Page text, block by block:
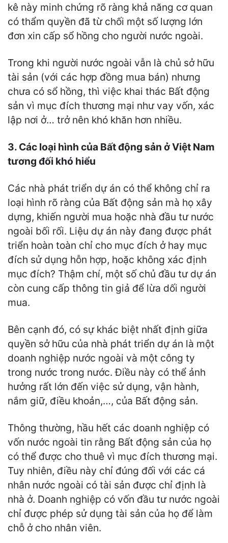
kê này minh chứng rõ ràng khả năng cơ quan
có thẩm quyền đã từ chối một số lượng lớn
đơn xin cấp sổ hồng cho người nước ngoài.
Trong khi người nước ngoài vẫn là chủ sở hữu
tài sản (với các hợp đồng mua bán) nhưng
chưa có sổ hồng, thì việc khai thác Bất động
sản vì mục đích thương mại như vay vốn, xác
lập nơi ở… trở nên khó khăn hơn nhiều.
3. Các loại hình của Bất động sản ở Việt Nam
tương đối khó hiểu
Các nhà phát triển dự án có thể không chỉ ra
loại hình rõ ràng của Bất động sản mà họ xây
dựng, khiến người mua hoặc nhà đầu tư nước
ngoài bối rối. Liệu dự án này đang được phát
triển hoàn toàn chỉ cho mục đích ở hay mục
đích sử dụng hỗn hợp, hoặc không xác định
mục đích? Thậm chí, một số chủ đầu tư dự án
còn cung cấp thông tin giả để lừa dối người
mua.
Bên cạnh đó, có sự khác biệt nhất định giữa
quyền sở hữu của nhà phát triển dự án là một
doanh nghiệp nước ngoài và một công ty
trong nước trong nước. Điều này có thể ảnh
hưởng rất lớn đến việc sử dụng, vận hành,
nắm giữ, điều khoản,…, của Bất động sản.
Thông thường, hầu hết các doanh nghiệp có
vốn nước ngoài tin rằng Bất động sản của họ
có thể được cho thuê vì mục đích thương mại.
Tuy nhiên, điều này chỉ đúng đối với các cá
nhân nước ngoài có tài sản được chỉ định là
nhà ở. Doanh nghiệp có vốn đầu tư nước ngoài
chỉ được phép sử dụng tài sản của họ để làm
chỗ ở cho nhân viên.